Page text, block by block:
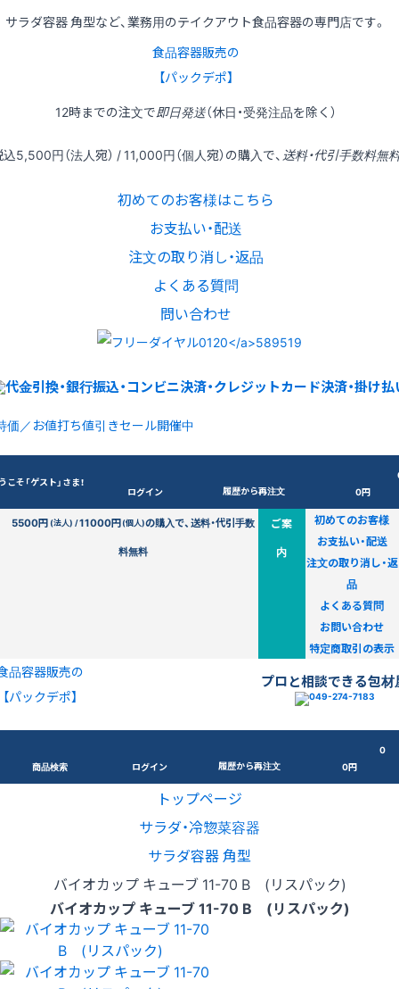
サラダ容器 角型など、業務用のテイクアウト食品容器の専門店です。
食品容器販売の
【パックデポ】
12時までの注文で即日発送（休日・受発注品を除く）
込5,500円（法人宛） / 11,000円（個人宛）の購入で、 送料・代引手数料無
初めてのお客様はこちら
お支払い・配送
注文の取り消し・返品
よくある質問
問い合わせ
価／お値打ち値引きセール開催中
こそ「ゲスト」さま！
ログイン 履歴から再注文
0円
5500円(法人) /11000円(個人)の購入で、送料・代引手数
料無料
ご案
内
初めてのお客様
お支払い・配送
注文の取り消し・返
品
よくある質問
お問い合わせ
特定商取引の表示
品容器販売の
【パックデポ】
プロと相談できる包材
商品検索 ログイン 履歴から再注文
0
0円
トップページ
サラダ・冷惣菜容器
サラダ容器 角型
バイオカップ キューブ 11-70 B (リスパック)
バイオカップ キューブ 11-70 B (リスパック)